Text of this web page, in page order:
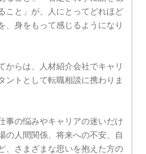
こと」が、人にとってどれほど
、身をもって感じるようになり
からは、人材紹介会社でキャリ
ントとして転職相談に携わりま
事の悩みやキャリアの迷いだけ
の人間関係、将来への不安、自
、さまざまな思いを抱えた方の